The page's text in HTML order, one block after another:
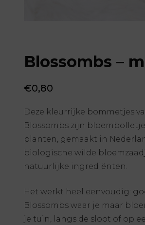
Blossombs –
€0,80
Deze kleurrijke bommetjes
Blossombs zijn
planten, gemaakt in
biologische wilde
natuurlijke ingrediënten.
Het werkt heel eenvoudig:
Blossombs waar je maar
je tuin, langs de sloot of op